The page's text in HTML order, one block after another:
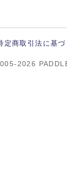
定商取引法に基
2026